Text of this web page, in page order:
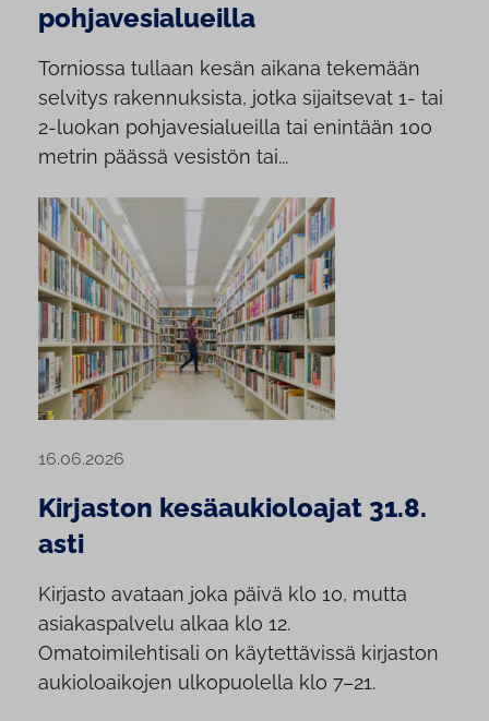
pohjavesialueilla
Torniossa tullaan kesän aikana tekemään
selvitys rakennuksista, jotka sijaitsevat 1- tai
2-luokan pohjavesialueilla tai enintään 100
metrin päässä vesistön tai...
16.06.2026
Kirjaston kesäaukioloajat 31.8.
asti
Kirjasto avataan joka päivä klo 10, mutta
asiakaspalvelu alkaa klo 12.
Omatoimilehtisali on käytettävissä kirjaston
aukioloaikojen ulkopuolella klo 7–21.